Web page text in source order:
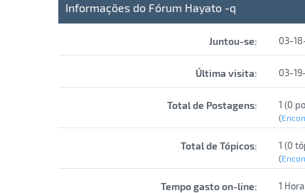
Informações do Fórum Hayato -q
Juntou-se: 03-
Última visita: 03-
Total de Postagens: 1 (0
(
Total de Tópicos: 1 (0
(
Tempo gasto on-line: 1